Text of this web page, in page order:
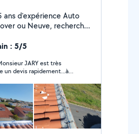
ans d'expérience Auto
alentours. Assurance
: 5/5
JARY est très